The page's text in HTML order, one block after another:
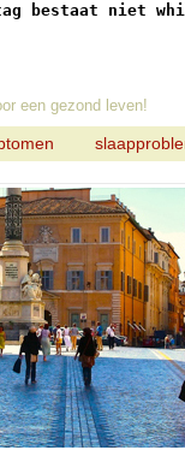
bestaat niet
een gezond leven!